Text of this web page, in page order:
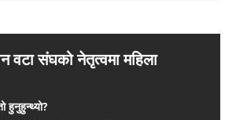
वटा संघको नेतृत्वमा महिला
हुनुहुन्थ्यो?